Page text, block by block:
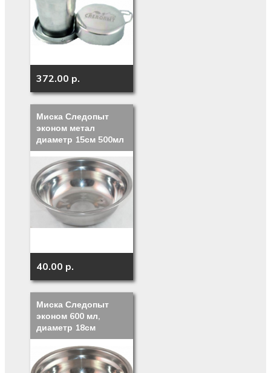
372.00 p.
Миска Следопыт
эконом метал
диаметр 15см 500мл
40.00 p.
Миска Следопыт
эконом 600 мл,
диаметр 18см